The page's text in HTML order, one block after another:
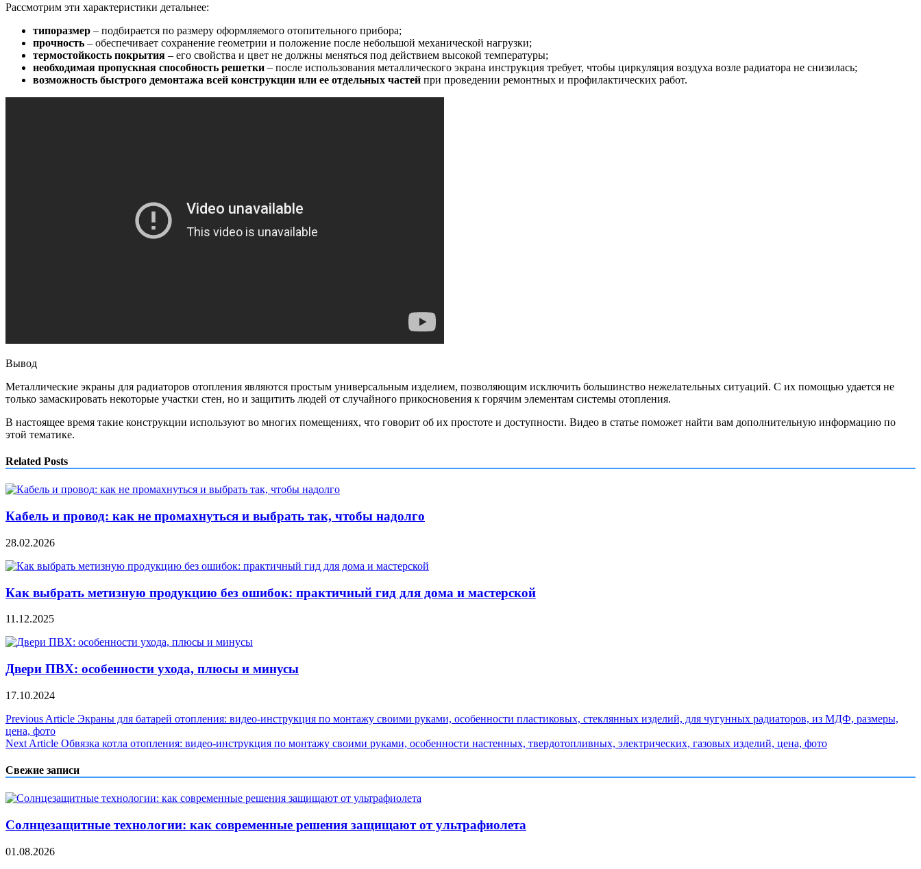
Рассмотрим эти характеристики детальнее:
типоразмер – подбирается по размеру оформляемого отопительного прибора;
прочность – обеспечивает сохранение геометрии и положение после небольшой механической нагрузки;
термостойкость покрытия – его свойства и цвет не должны меняться под действием высокой температуры;
необходимая пропускная способность решетки – после использования металлического экрана инструкция требует, чтобы циркуляция воздуха возле радиатора не снизилась;
возможность быстрого демонтажа всей конструкции или ее отдельных частей при проведении ремонтных и профилактических работ.
Вывод
Металлические экраны для радиаторов отопления являются простым универсальным изделием, позволяющим исключить большинство нежелательных ситуаций. С их помощью удается не
только замаскировать некоторые участки стен, но и защитить людей от случайного прикосновения к горячим элементам системы отопления.
В настоящее время такие конструкции используют во многих помещениях, что говорит об их простоте и доступности. Видео в статье поможет найти вам дополнительную информацию по
этой тематике.
Related Posts
Кабель и провод: как не промахнуться и выбрать так, чтобы надолго
28.02.2026
Как выбрать метизную продукцию без ошибок: практичный гид для дома и мастерской
11.12.2025
Двери ПВХ: особенности ухода, плюсы и минусы
17.10.2024
Навигация
по
Previous Article Экраны для батарей отопления: видео-инструкция по монтажу своими руками, особенности пластиковых, стеклянных изделий, для чугунных радиаторов, из МДФ, размеры,
цена, фото
Next Article Обвязка котла отопления: видео-инструкция по монтажу своими руками, особенности настенных, твердотопливных, электрических, газовых изделий, цена, фото
Свежие записи
Солнцезащитные технологии: как современные решения защищают от ультрафиолета
01.08.2026